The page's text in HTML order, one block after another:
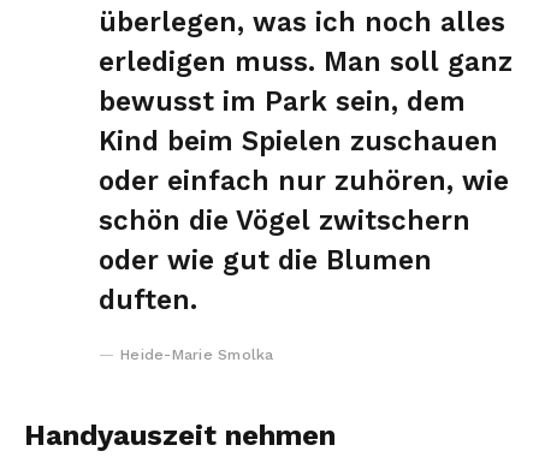
überlegen, was ich noch alles
erledigen muss. Man soll ganz
bewusst im Park sein, dem
Kind beim Spielen zuschauen
oder einfach nur zuhören, wie
schön die Vögel zwitschern
oder wie gut die Blumen
duften.
Heide-Marie Smolka
Handyauszeit nehmen